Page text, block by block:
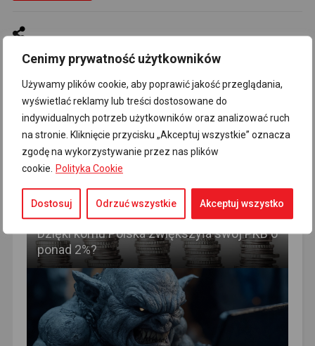
Cenimy prywatność użytkowników
Używamy plików cookie, aby poprawić jakość przeglądania,
wyświetlać reklamy lub treści dostosowane do
indywidualnych potrzeb użytkowników oraz analizować ruch
na stronie. Kliknięcie przycisku „Akceptuj wszystkie” oznacza
zgodę na wykorzystywanie przez nas plików
cookie. Polityka Cookie
Dostosuj Odrzuć wszystkie Akceptuj wszystko
RECOMMENDED FOR YOU
Dzięki komu Polska zwiększyła swój PKB o
ponad 2%?